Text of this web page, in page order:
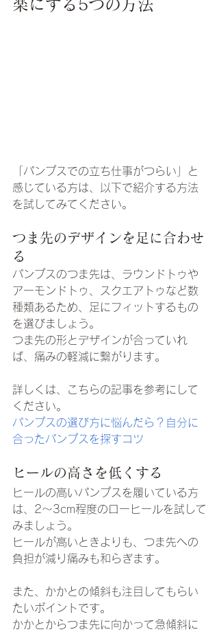
楽にする5つの方法
「パンプスでの立ち仕事がつらい」と
感じている方は、以下で紹介する方法
を試してみてください。
つま先のデザインを足に合わせ
る
パンプスのつま先は、ラウンドトゥや
アーモンドトゥ、スクエアトゥなど数
種類あるため、足にフィットするもの
を選びましょう。
つま先の形とデザインが合っていれ
ば、痛みの軽減に繋がります。
詳しくは、こちらの記事を参考にして
ください。
パンプスの選び方に悩んだら？自分に
合ったパンプスを探すコツ
ヒールの高さを低くする
ヒールの高いパンプスを履いている方
は、2～3cm程度のローヒールを試して
みましょう。
ヒールが高いときよりも、つま先への
負担が減り痛みも和らぎます。
また、かかとの傾斜も注目してもらい
たいポイントです。
かかとからつま先に向かって急傾斜に